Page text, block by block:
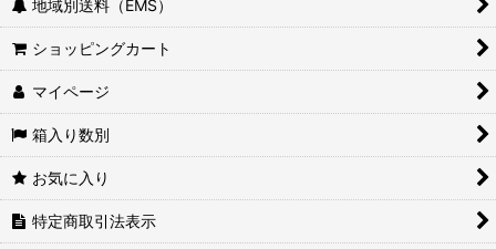
タイに送れる日本食品、日本のお菓子
台湾に送れる日本食品、日本のお菓子
中国に送れる日本食品、日本のお菓子
オーストラリアに送れる日本食品、日本のお菓子
地域別送料（EMS）
ショッピングカート
マイページ
箱入り数別
お気に入り
特定商取引法表示